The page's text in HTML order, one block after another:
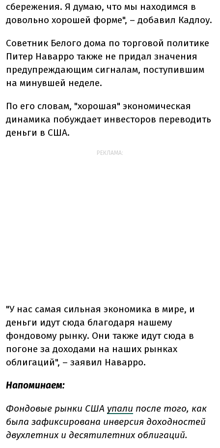
сбережения. Я думаю, что мы находимся в
довольно хорошей форме", – добавил Кадлоу.
Советник Белого дома по торговой политике
Питер Наварро также не придал значения
предупреждающим сигналам, поступившим
на минувшей неделе.
По его словам, "хорошая" экономическая
динамика побуждает инвесторов переводить
деньги в США.
РЕКЛАМА:
"У нас самая сильная экономика в мире, и
деньги идут сюда благодаря нашему
фондовому рынку. Они также идут сюда в
погоне за доходами на наших рынках
облигаций", – заявил Наварро.
Напоминаем:
Фондовые рынки США упали после того, как
была зафиксирована инверсия доходностей
двухлетних и десятилетних облигаций.